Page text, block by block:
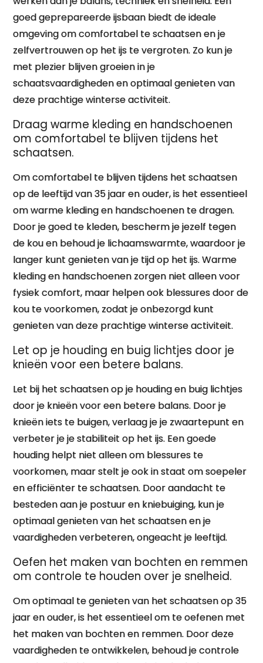
goed geprepareerde ijsbaan biedt de ideale
omgeving om comfortabel te schaatsen en je
zelfvertrouwen op het ijs te vergroten. Zo kun je
met plezier blijven groeien in je
schaatsvaardigheden en optimaal genieten van
deze prachtige winterse activiteit.
Draag warme kleding en handschoenen
om comfortabel te blijven tijdens het
schaatsen.
Om comfortabel te blijven tijdens het schaatsen
op de leeftijd van 35 jaar en ouder, is het essentieel
om warme kleding en handschoenen te dragen.
Door je goed te kleden, bescherm je jezelf tegen
de kou en behoud je lichaamswarmte, waardoor je
langer kunt genieten van je tijd op het ijs. Warme
kleding en handschoenen zorgen niet alleen voor
fysiek comfort, maar helpen ook blessures door de
kou te voorkomen, zodat je onbezorgd kunt
genieten van deze prachtige winterse activiteit.
Let op je houding en buig lichtjes door je
knieën voor een betere balans.
Let bij het schaatsen op je houding en buig lichtjes
door je knieën voor een betere balans. Door je
knieën iets te buigen, verlaag je je zwaartepunt en
verbeter je je stabiliteit op het ijs. Een goede
houding helpt niet alleen om blessures te
voorkomen, maar stelt je ook in staat om soepeler
en efficiënter te schaatsen. Door aandacht te
besteden aan je postuur en kniebuiging, kun je
optimaal genieten van het schaatsen en je
vaardigheden verbeteren, ongeacht je leeftijd.
Oefen het maken van bochten en remmen
om controle te houden over je snelheid.
Om optimaal te genieten van het schaatsen op 35
jaar en ouder, is het essentieel om te oefenen met
het maken van bochten en remmen. Door deze
vaardigheden te ontwikkelen, behoud je controle